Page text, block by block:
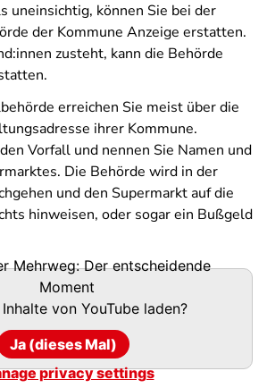
uneinsichtig, können Sie bei der
der Kommune Anzeige erstatten.
zusteht, kann die Behörde
erreichen Sie meist über die
ihrer Kommune.
Vorfall und nennen Sie Namen und
Die Behörde wird in der
und den Supermarkt auf die
hinweisen, oder sogar ein Bußgeld
Mehrweg: Der entscheidende
Moment
von YouTube laden?
Ja (dieses Mal)
privacy settings